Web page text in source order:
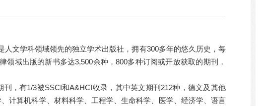
人文学科领域领先的独立学术出版社，拥有300多年的悠久历史，每
领域出版的新书多达3,500余种，800多种订阅或开放获取的期刊，
，有1/3被SSCI和A&HCI收录，其中英文期刊212种，德文及其他
计算机科学、材料科学、工程学、生命科学、医学、经济学、语言